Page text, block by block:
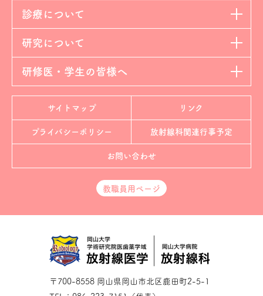
診療について
研究について
研修医・学生の皆様へ
〒700-8558 岡山県岡山市北区鹿田町2-5-1
サイトマップ リンク
プライバシーポリシー 放射線科関連行事予定
お問い合わせ
教職員用ページ